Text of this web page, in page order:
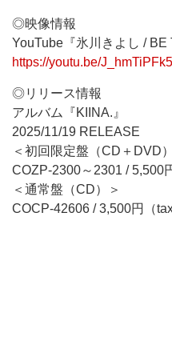
◎映像情報
YouTube『氷川きよし / BE
https://youtu.be/
◎リリース情報
アルバム『KIINA.』
2025/11/19 RELEASE
＜初回限定盤（CD＋DVD
COZP-2300～2301 / 5,500
＜通常盤（CD）＞
COCP-42606 / 3,500円（tax